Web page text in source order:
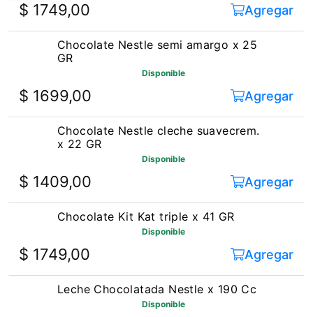
$ 1749,00 Agregar
Chocolate Nestle semi amargo x 25
GR
Disponible
$ 1699,00 Agregar
Chocolate Nestle cleche suavecrem.
x 22 GR
Disponible
$ 1409,00 Agregar
Chocolate Kit Kat triple x 41 GR
Disponible
$ 1749,00 Agregar
Leche Chocolatada Nestle x 190 Cc
Disponible